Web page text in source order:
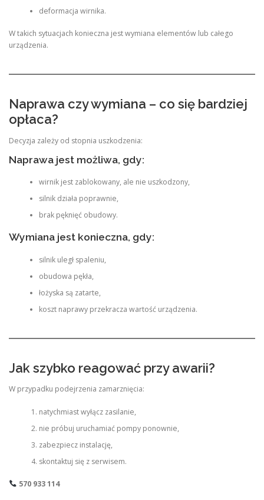
deformacja wirnika.
W takich sytuacjach konieczna jest wymiana elementów lub całego
urządzenia.
Naprawa czy wymiana – co się bardziej
opłaca?
Decyzja zależy od stopnia uszkodzenia:
Naprawa jest możliwa, gdy:
wirnik jest zablokowany, ale nie uszkodzony,
silnik działa poprawnie,
brak pęknięć obudowy.
Wymiana jest konieczna, gdy:
silnik uległ spaleniu,
obudowa pękła,
łożyska są zatarte,
koszt naprawy przekracza wartość urządzenia.
Jak szybko reagować przy awarii?
W przypadku podejrzenia zamarznięcia:
natychmiast wyłącz zasilanie,
nie próbuj uruchamiać pompy ponownie,
zabezpiecz instalację,
skontaktuj się z serwisem.
570 933 114